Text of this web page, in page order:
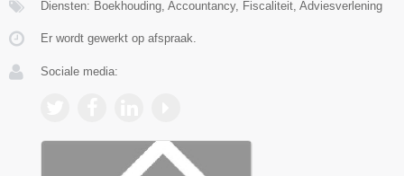
Diensten: Boekhouding, Accountancy, Fiscaliteit, Adviesverlening
Er wordt gewerkt op afspraak.
Sociale media: